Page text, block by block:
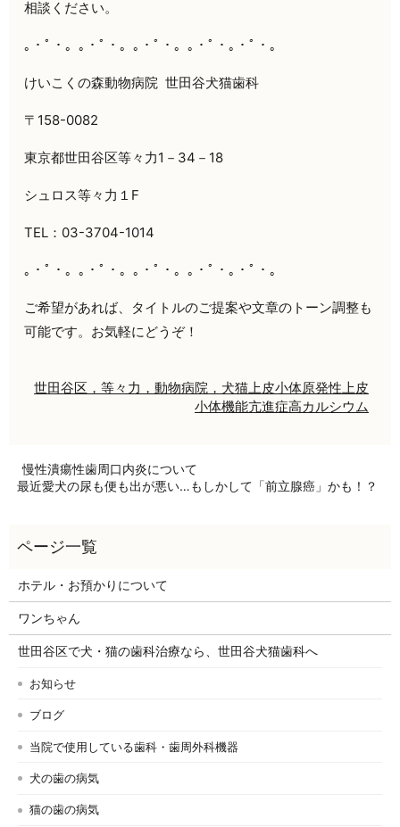
相談ください。
｡・ﾟ・。｡・ﾟ・。｡・ﾟ・。｡・ﾟ・｡・ﾟ・。
けいこくの森動物病院 世田谷犬猫歯科
〒158-0082
東京都世田谷区等々力1－34－18
シュロス等々力１F
TEL：03-3704-1014
｡・ﾟ・。｡・ﾟ・。｡・ﾟ・。｡・ﾟ・｡・ﾟ・。
ご希望があれば、タイトルのご提案や文章のトーン調整も
可能です。お気軽にどうぞ！
世田谷区，等々力，動物病院，犬猫上皮小体原発性上皮
小体機能亢進症高カルシウム
慢性潰瘍性歯周口内炎について
最近愛犬の尿も便も出が悪い…もしかして「前立腺癌」かも！？
ホテル・お預かりについて
ワンちゃん
世田谷区で犬・猫の歯科治療なら、世田谷犬猫歯科へ
お知らせ
ブログ
当院で使用している歯科・歯周外科機器
犬の歯の病気
猫の歯の病気